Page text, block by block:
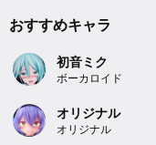
おすすめキャラ
初音ミク
ボーカロイド
オリジナル
オリジナル